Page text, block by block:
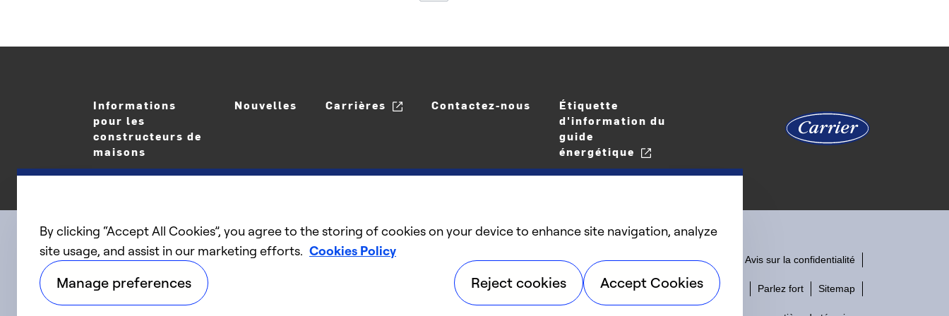
Informations
pour les
constructeurs de
maisons
Nouvelles Carrières Contactez-nous
Étiquette
d'information du
guide
énergétique
linkedIntwitter
©2025 Carrier. Tous droits réservés. Accessibilité Avis sur la confidentialité
Conditions d'utilisation Parlez fort Sitemap
By clicking “Accept All Cookies”, you agree to the storing of cookies on your device to enhance site navigation, analyze
site usage, and assist in our marketing efforts. Cookies Policy
Manage preferences Reject cookies Accept Cookies